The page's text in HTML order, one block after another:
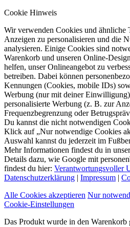
Cookie Hinweis
Wir verwenden Cookies und ähnliche
Anzeigen zu personalisieren und die
analysieren. Einige Cookies sind
Warenkorb und unseren Online-
helfen, unser Onlineangebot zu
betreiben. Dabei können
Kennungen (Cookies, mobile IDs)
Werbung (nur mit deiner
personalisierte Werbung (z. B. zur
Frequenzbegrenzung oder
Du kannst die nicht notwendigen
Klick auf „Nur notwendige Cookies
Auswahl kannst du jederzeit im
Mehr Informationen findest du in
Details dazu, wie Google mit
findest du hier: Verantwortungsvoller
Datenschutzerklärung | Impressum |
Alle Cookies akzeptieren Nur
Cookie-Einstellungen
Das Produkt wurde in den Warenkorb